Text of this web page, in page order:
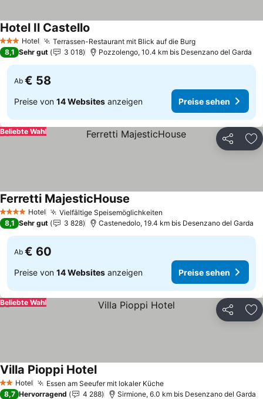
3 SterneHotel Terrassen-Restaurant mit Blick auf die BurgPreise sehen
Hotel Il Castello
8,1 Sehr gut 3 018 Pozzolengo, 10.4 km bis Desenzano del Garda
Ab € 58
Preise von 14 Websites anzeigen Preise sehen
Teilen
Beliebte Wahl
4 Sterne Hotel Vielfältige Speisemöglichkeiten
Ferretti MajesticHouse
8,1 Sehr gut 3 828 Castenedolo, 19.4 km bis Desenzano del Garda
Ab € 60
Preise von 14 Websites anzeigen Preise sehen
Teilen
Beliebte Wahl
2 Sterne
Hotel Essen am Seeufer mit lokaler KüchePreise sehen
Villa Pioppi HotelPreise sehen
8,7 Hervorragend 4 288 Sirmione, 6.0 km bis Desenzano del Garda